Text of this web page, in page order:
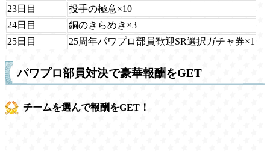
23日目
投手の極意×10
24日目
銅のきらめき×3
25日目
25周年パワプロ部員歓迎SR選択ガチャ券×1
パワプロ部員対決で豪華報酬をGET
チームを選んで報酬をGET！